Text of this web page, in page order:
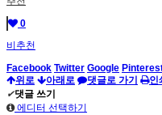
0
비추천
Facebook Twitter Google
위로
아래로 댓글로 가기 인
✔댓글 쓰기
에디터 선택하기